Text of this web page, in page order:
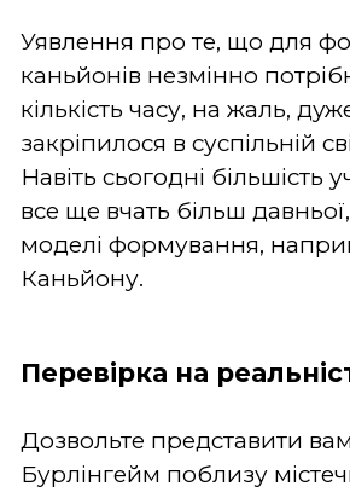
Уявлення про те, що для
каньйонів незмінно
кількість часу, на жаль,
закріпилося в суспільній
Навіть сьогодні більшість
все ще вчать більш
моделі формування,
Каньйону.
Перевірка на
Дозвольте представити
Бурлінгейм поблизу